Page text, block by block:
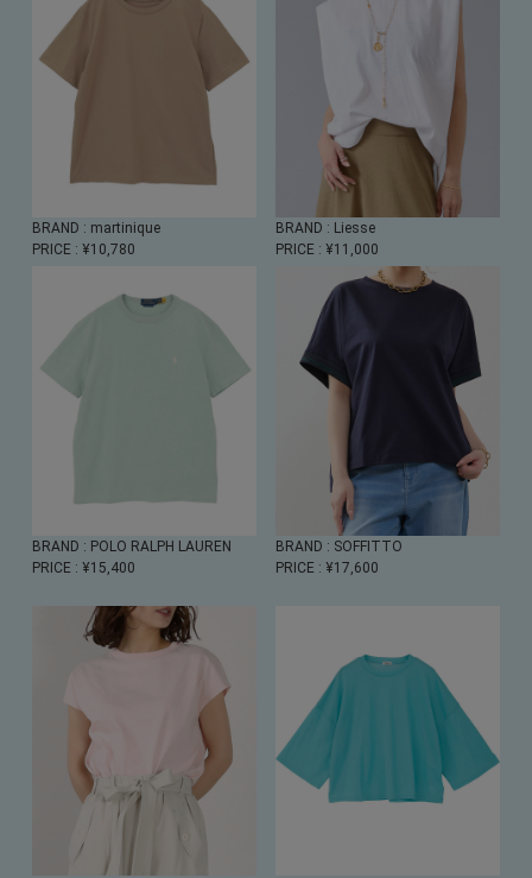
BRAND : martinique
PRICE : ¥10,780
BRAND : Liesse
PRICE : ¥11,000
BRAND : POLO RALPH LAUREN
PRICE : ¥15,400
BRAND : SOFFITTO
PRICE : ¥17,600